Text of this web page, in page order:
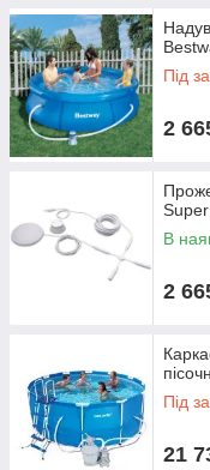
Під
2
В
2
Під
21